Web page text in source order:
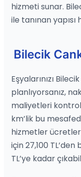
hizmeti sunar.
ile tanınan
Bilecik
Eşyalarınızı
planlıyorsanız,
maliyetleri kontrol
km’lik bu
hizmetler
için 27,100
TL’ye kadar